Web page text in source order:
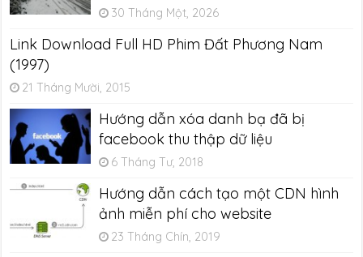
30 Tháng Một, 2026
Link Download Full HD Phim Đất Phương Nam
(1997)
21 Tháng Mười, 2015
Hướng dẫn xóa danh bạ đã bị
facebook thu thập dữ liệu
6 Tháng Tư, 2018
Hướng dẫn cách tạo một CDN hình
ảnh miễn phí cho website
23 Tháng Chín, 2019